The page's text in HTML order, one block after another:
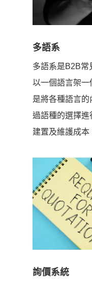
多語系
多語系是B2B常
以一個語言架一
是將各種語言
過語種的選擇進
建置及維護成本
詢價系統